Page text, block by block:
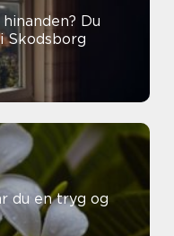
Du
Skodsborg